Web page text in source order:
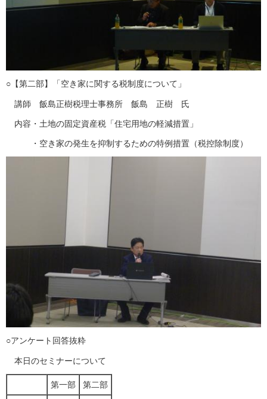
○【第二部】「空き家に関する税制度について」
講師 飯島正樹税理士事務所 飯島 正樹 氏
内容・土地の固定資産税「住宅用地の軽減措置」
・空き家の発生を抑制するための特例措置（税控除制度）
○アンケート回答抜粋
本日のセミナーについて
第一部 第二部